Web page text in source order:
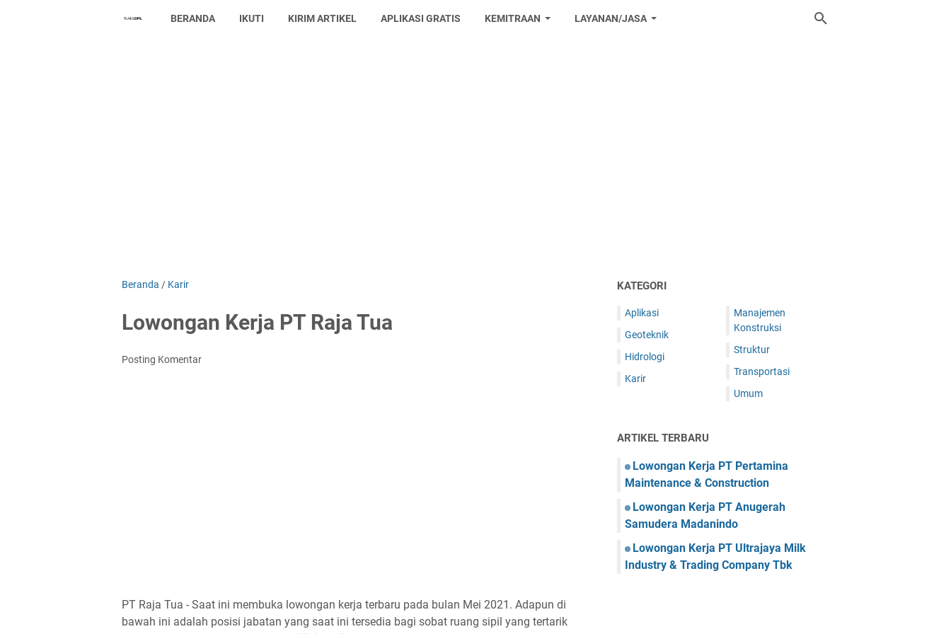
BERANDA IKUTI KIRIM ARTIKEL APLIKASI GRATIS KEMITRAAN LAYANAN/JASA
Beranda / Karir
Lowongan Kerja PT Raja Tua
Posting Komentar
PT Raja Tua - Saat ini membuka lowongan kerja terbaru pada bulan Mei 2021. Adapun di
bawah ini adalah posisi jabatan yang saat ini tersedia bagi sobat ruang sipil yang tertarik
KATEGORI
Aplikasi
Geoteknik
Hidrologi
Karir
Manajemen
Konstruksi
Struktur
Transportasi
Umum
ARTIKEL TERBARU
Lowongan Kerja PT Pertamina
Maintenance & Construction
Lowongan Kerja PT Anugerah
Samudera Madanindo
Lowongan Kerja PT Ultrajaya Milk
Industry & Trading Company Tbk